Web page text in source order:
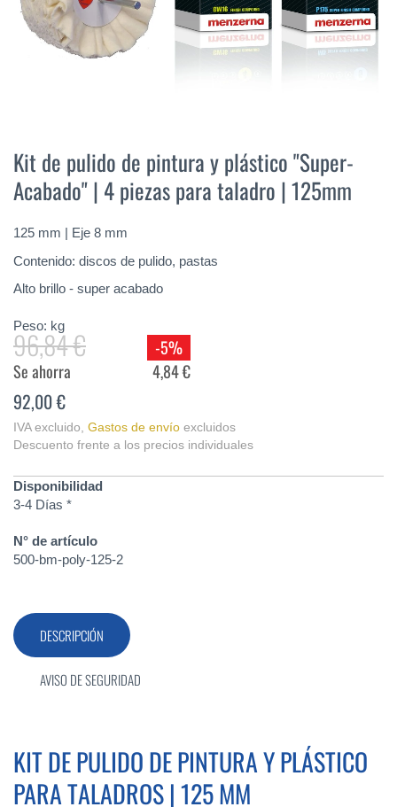
comienzo
de
la
de
imágenes
Kit de pulido de pintura y plástico "Super-
Acabado" | 4 piezas para taladro | 125mm
125 mm | Eje 8 mm
Contenido: discos de pulido, pastas
Alto brillo - super acabado
Peso: kg
96,84 €
-5%
Se ahorra
4,84 €
92,00 €
IVA excluido, Gastos de envío excluidos
Descuento frente a los precios individuales
Disponibilidad
3-4 Días *
N° de artículo
500-bm-poly-125-2
DESCRIPCIÓN
KIT DE PULIDO DE PINTURA Y PLÁSTICO
PARA TALADROS | 125 MM
AVISO DE SEGURIDAD